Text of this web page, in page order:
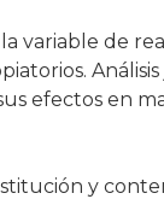
variable de
sus efectos en
y